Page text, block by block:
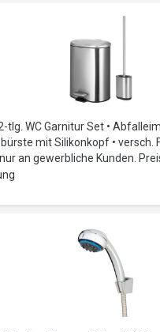
tlg. WC Garnitur Set •
mit Silikonkopf • versch.
an gewerbliche Kunden.